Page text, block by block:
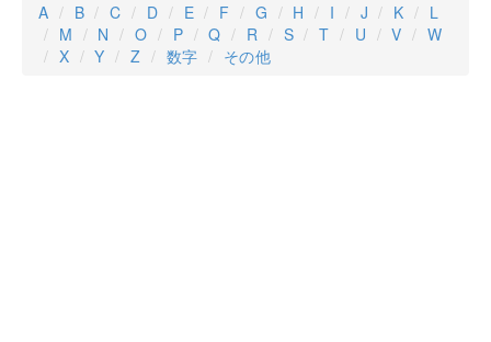
A B C D E F G H I J K
L
M
N O P Q R S T U V
W
X
Y Z 数字 その他